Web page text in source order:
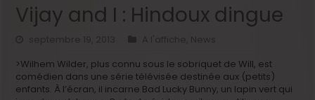
Vijay and I : Hindoux dingue
>Wilhem Wilder, plus connu sous le sobriquet de Will, est
comédien dans une série télévisée destinée aux (petits)
enfants. À l’écran, il incarne Bad Lucky Bunny, un lapin vert qui